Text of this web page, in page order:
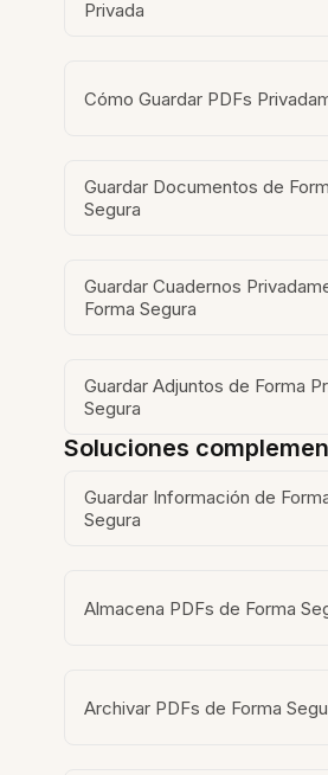
Privada
Cómo Guardar PDFs
Guardar Documentos de
Segura
Guardar Cuadernos
Forma Segura
Guardar Adjuntos de Forma
Segura
Soluciones
Guardar Información de
Segura
Almacena PDFs de Forma
Archivar PDFs de Forma